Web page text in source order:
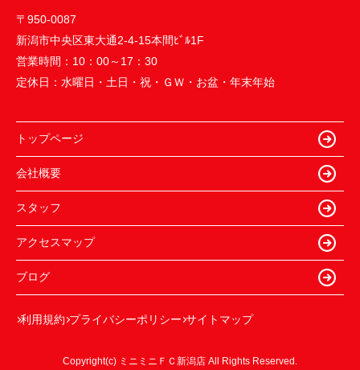
〒950-0087
新潟市中央区東大通2-4-15本間ﾋﾞﾙ1F
営業時間： 10：00～17：30
定休日： 水曜日・土日・祝・ＧＷ・お盆・年末年始
トップページ
会社概要
スタッフ
アクセスマップ
ブログ
利用規約 プライバシーポリシー サイトマップ
Copyright(c) ミニミニＦＣ新潟店 All Rights Reserved.